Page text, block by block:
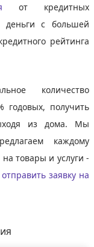
от кредитных
деньги с большей
рейтинга
количество
получить
из дома. Мы
каждому
товары и услуги -
отправить заявку на